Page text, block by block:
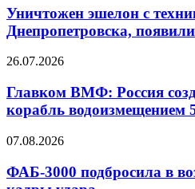
дыхание»
на
с
техникой
ВСУ
Днепропетровска,
кадры
удара
Уничтожен эшелон с
Днепропетровска,
Главком
Россия
создает
безэкипажный
водоизмещением
тонн
26.07.2026
Главком ВМФ: Россия
корабль водоизмещением
ФАБ-3000
в
воздух
07.08.2026
ФАБ-3000 подбросила в